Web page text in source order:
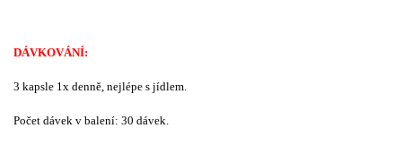
DÁVKOVÁNÍ:
3 kapsle 1x denně, nejlépe s jídlem.
Počet dávek v balení: 30 dávek.